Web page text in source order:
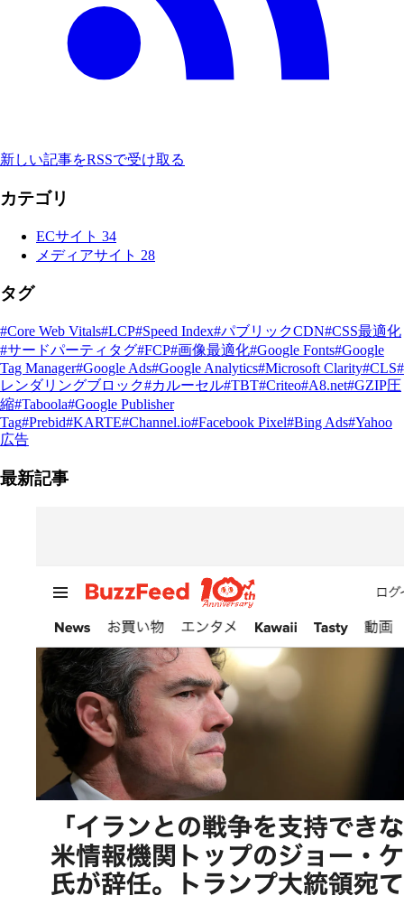
新しい記事をRSSで受け取る
カテゴリ
ECサイト 34
メディアサイト 28
タグ
#Core Web Vitals#LCP#Speed Index#パブリックCDN#CSS最適化
#サードパーティタグ#FCP#画像最適化#Google Fonts#Google
Tag Manager#Google Ads#Google Analytics#Microsoft Clarity#CLS#
レンダリングブロック#カルーセル#TBT#Criteo#A8.net#GZIP圧
縮#Taboola#Google Publisher
Tag#Prebid#KARTE#Channel.io#Facebook Pixel#Bing Ads#Yahoo
広告
最新記事